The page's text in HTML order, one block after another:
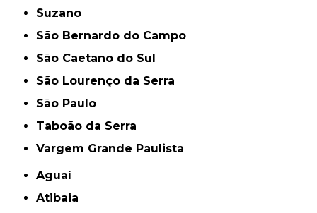
Suzano
São Bernardo do Campo
São Caetano do Sul
São Lourenço da Serra
São Paulo
Taboão da Serra
Vargem Grande Paulista
Aguaí
Atibaia